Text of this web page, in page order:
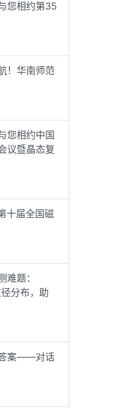
您相约第35
！华南师范
您相约中国
议暨晶态复
十届全国磁
难题：
分布，助
答案——对话